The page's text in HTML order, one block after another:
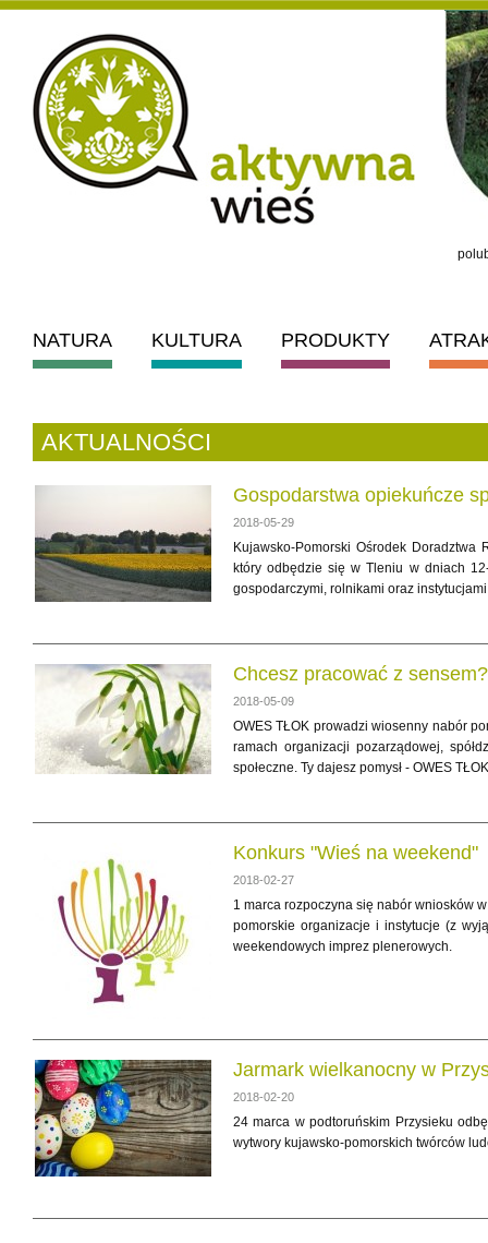
NATURA KULTURA PRODUKTY
AKTUALNOŚCI
Gospodarstwa opiekuńcze
2018-05-29
Kujawsko-Pomorski Ośrodek
który odbędzie się w Tleniu w dniach
gospodarczymi, rolnikami oraz
Chcesz pracować z
2018-05-09
OWES TŁOK prowadzi wiosenny nabór
ramach organizacji pozarządowej,
społeczne. Ty dajesz pomysł - OWES
Konkurs "Wieś na weekend"
2018-02-27
1 marca rozpoczyna się nabór wniosków
pomorskie organizacje i instytucje (z
weekendowych imprez plenerowych.
Jarmark wielkanocny w
2018-02-20
24 marca w podtoruńskim Przysieku
wytwory kujawsko-pomorskich twórców